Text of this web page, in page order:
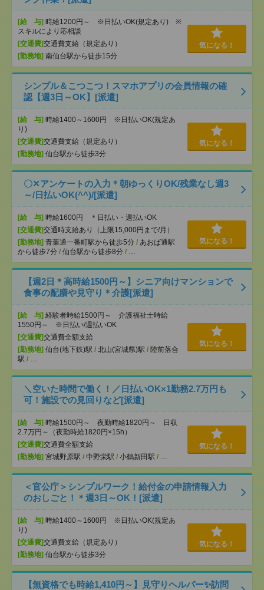
[給 与] 時給1200円～ ※日払いOK(規定あり) ※
スキルにより応相談
[交通費]交通費支給（規定あり）
[勤務地] 南仙台駅から徒歩15分
気になる！
シンプル＆こつこつ！スマホアプリの会員情報の確
認【週3日～OK】[派遣]
[給 与] 時給1400～1600円 ※日払いOK(規定あ
り)
[交通費]交通費支給（規定あり）
[勤務地] 仙台駅から徒歩3分
気になる！
〇✕アンケートの入力＊朝ゆっくりOK/残業なし週3
～/日払いOK(^^)/[派遣]
[給 与] 時給1600円 ＊日払い・週払いOK
[交通費]交通時支給あり（上限15,000円まで/月）
[勤務地] 青葉通一番町駅から徒歩5分 / あおば通駅
から徒歩7分 / 仙台駅から徒歩8分 / …
気になる！
【週2日＊高時給1500円～】シニア向けマンションで
食事の配膳や見守り＊介護[派遣]
[給 与] 経験者時給1500円～ 介護福祉士時給
1550円～ ※日払い/週払いOK
[交通費]交通費全額支給
[勤務地] 仙台(地下鉄)駅 / 北山(宮城県)駅 / 陸前落合
駅 / …
気になる！
＼空いた時間で働く！／日払いOK×1勤務2.7万円も
可！施設での見回りなど[派遣]
[給 与] 時給1500円～ 夜勤時給1820円～ 日収
2.7万円～（夜勤時給1820円×15h）
[交通費]交通費全額支給
[勤務地] 宮城野原駅 / 中野栄駅 / 小鶴新田駅 / …
気になる！
＜官公庁＞シンプルワーク！給付金の申請情報入力
のおしごと！＊週3日～OK！[派遣]
[給 与] 時給1400～1600円 ※日払いOK(規定あ
り)
[交通費]交通費支給（規定あり）
[勤務地] 仙台駅から徒歩3分
気になる！
【無資格でも時給1,410円～】見守りヘルパー✨訪問